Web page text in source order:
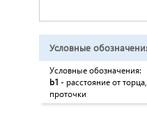
Условные
Условные обозначения:
b1 - расстояние от торца,
проточки